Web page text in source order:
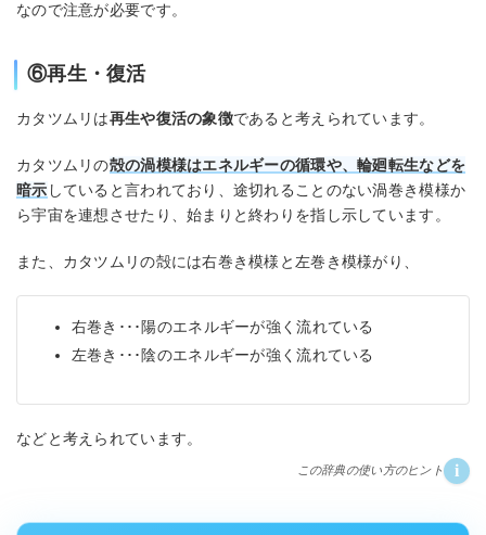
なので注意が必要です。
⑥再生・復活
カタツムリは再生や復活の象徴であると考えられています。
カタツムリの殻の渦模様はエネルギーの循環や、輪廻転生などを
暗示 していると言われており、途切れることのない渦巻き模様か
ら宇宙を連想させたり、始まりと終わりを指し示しています。
また、カタツムリの殻には右巻き模様と左巻き模様がり、
右巻き･･･陽のエネルギーが強く流れている
左巻き･･･陰のエネルギーが強く流れている
などと考えられています。
この辞典の使い方のヒント i